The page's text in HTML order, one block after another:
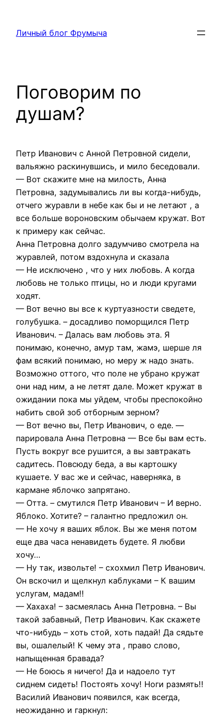
содержимому
Личный блог Фрумыча
Поговорим по
душам?
Петр Иванович с Анной Петровной сидели,
вальяжно раскинувшись, и мило беседовали.
— Вот скажите мне на милость, Анна
Петровна, задумывались ли вы когда-нибудь,
отчего журавли в небе как бы и не летают , а
все больше вороновским обычаем кружат. Вот
к примеру как сейчас.
Анна Петровна долго задумчиво смотрела на
журавлей, потом вздохнула и сказала
— Не исключено , что у них любовь. А когда
любовь не только птицы, но и люди кругами
ходят.
— Вот вечно вы все к куртуазности сведете,
голубушка. – досадливо поморщился Петр
Иванович. – Далась вам любовь эта. Я
понимаю, конечно, амур там, жамэ, шерше ля
фам всякий понимаю, но меру ж надо знать.
Возможно оттого, что поле не убрано кружат
они над ним, а не летят дале. Может кружат в
ожидании пока мы уйдем, чтобы преспокойно
набить свой зоб отборным зерном?
— Вот вечно вы, Петр Иванович, о еде. —
парировала Анна Петровна — Все бы вам есть.
Пусть вокруг все рушится, а вы завтракать
садитесь. Повсюду беда, а вы картошку
кушаете. У вас же и сейчас, наверняка, в
кармане яблочко запрятано.
— Отта. – смутился Петр Иванович – И верно.
Яблоко. Хотите? – галантно предложил он.
— Не хочу я ваших яблок. Вы же меня потом
еще два часа ненавидеть будете. Я любви
хочу…
— Ну так, извольте! – схохмил Петр Иванович.
Он вскочил и щелкнул каблуками – К вашим
услугам, мадам!!
— Хахаха! – засмеялась Анна Петровна. – Вы
такой забавный, Петр Иванович. Как скажете
что-нибудь – хоть стой, хоть падай! Да сядьте
вы, ошалелый! К чему эта , право слово,
напыщенная бравада?
— Не боюсь я ничего! Да и надоело тут
сиднем сидеть! Постоять хочу! Ноги размять!!
Василий Иванович появился, как всегда,
неожиданно и гаркнул: